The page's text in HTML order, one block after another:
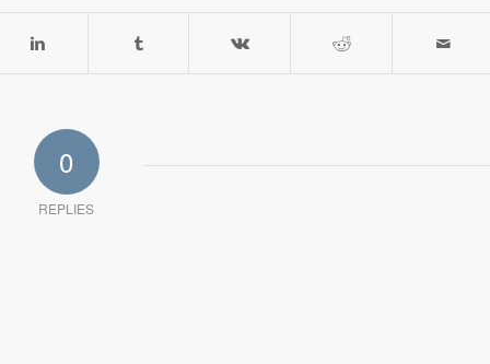
0
REPLIES